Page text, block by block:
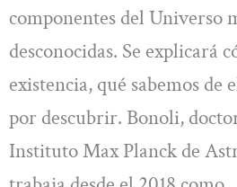
componentes del Universo
desconocidas. Se explicará
existencia, qué sabemos de
por descubrir. Bonoli,
Instituto Max Planck de